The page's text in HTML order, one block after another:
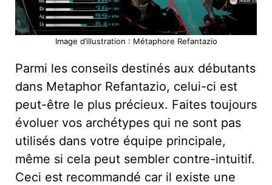
Image d’illustration : Métaphore Refantazio
Parmi les conseils destinés aux débutants
dans Metaphor Refantazio, celui-ci est
peut-être le plus précieux. Faites toujours
évoluer vos archétypes qui ne sont pas
utilisés dans votre équipe principale,
même si cela peut sembler contre-intuitif.
Ceci est recommandé car il existe une